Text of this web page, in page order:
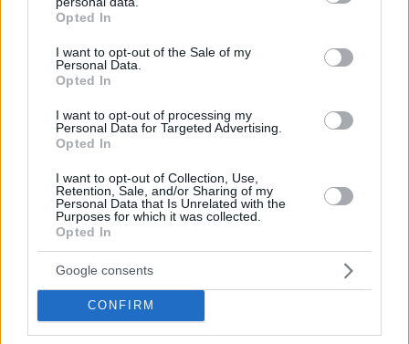
grant or deny consent to Google and its third-party tags to
use your data for below specified purposes in below Google
consent section.
Opted In
I want to opt-out of the Sale of my
Personal Data.
Opted In
I want to opt-out of processing my
Personal Data for Targeted Advertising.
Opted In
I want to opt-out of Collection, Use,
Retention, Sale, and/or Sharing of my
Personal Data that Is Unrelated with the
Purposes for which it was collected.
Opted In
Google consents
CONFIRM
μεταχείριση που παραβιάζει την ανθρώπινη
Σχετικά Άρθρα
και μάθετε πρώτοι όλες τις ειδήσεις
και τον Κόσμο, τη στιγμή που συμβαίνουν, στο
Protothema.gr